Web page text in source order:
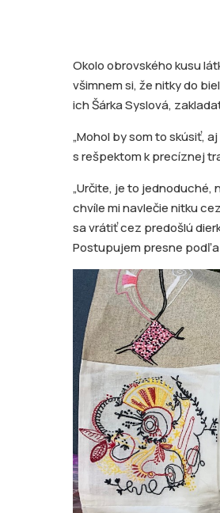
Okolo obrovského kusu
všimnem si, že nitky do
ich Šárka Syslová,
„Mohol by som to skúsiť,
s rešpektom k precíznej
„Určite, je to jednoduché,
chvíle mi navlečie nitku
sa vrátiť cez predošlú
Postupujem presne